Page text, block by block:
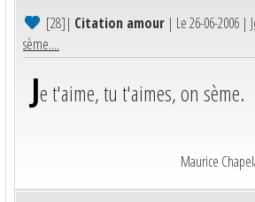
[28]| Citation amour | Le 26-06-2006 |
sème....
Je t'aime, tu t'aimes, on sème.
Maurice